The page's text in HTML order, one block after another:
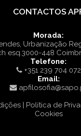
CONTACTOS
Morada:
Urbanização
esq.3000-448
Telefone:
+351 239 704 072
Email:
| Política de
Cookies